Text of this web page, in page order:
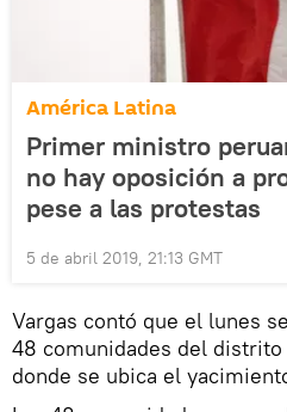
América Latina
Primer ministro
no hay oposición a
pese a las protestas
5 de abril 2019, 21:13 GMT
Vargas contó que el lunes
48 comunidades del distrito
donde se ubica el